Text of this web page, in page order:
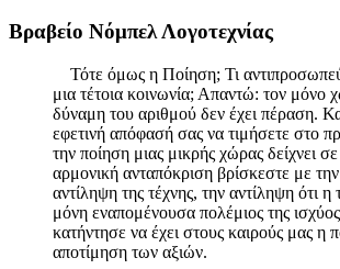
Βραβείο Νόμπελ Λογοτεχνίας
Τότε όμως η Ποίηση; Τι
μια τέτοια κοινωνία; Απαντώ: τον μόνο
δύναμη του αριθμού δεν έχει πέραση.
εφετινή απόφασή σας να τιμήσετε στο
την ποίηση μιας μικρής χώρας δείχνει
αρμονική ανταπόκριση βρίσκεστε με την
αντίληψη της τέχνης, την αντίληψη ότι η
μόνη εναπομένουσα πολέμιος της
κατήντησε να έχει στους καιρούς μας η
αποτίμηση των αξιών.